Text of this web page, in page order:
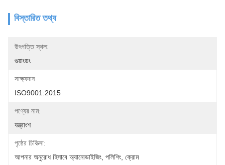
বিস্তারিত তথ্য
উৎপত্তি স্থল:
গুয়াংডং
সাক্ষ্যদান:
ISO9001:2015
পণ্যের নাম:
যন্ত্রাংশ
পৃষ্ঠের চিকিত্সা:
আপনার অনুরোধ হিসাবে অ্যানোডাইজিং, পলিশিং, ক্রোম